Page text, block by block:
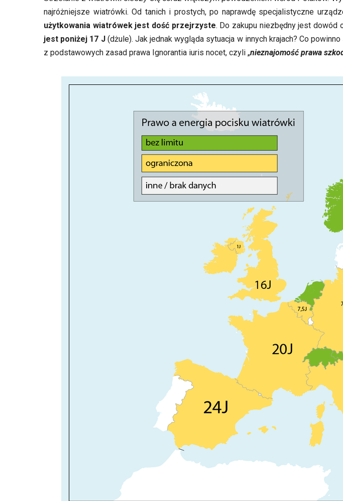
najróżniejsze wiatrówki. Od tanich i prostych, po naprawdę specjalistyczne
użytkowania wiatrówek jest dość przejrzyste. Do zakupu niezbędny jest
jest poniżej 17 J(dżule). Jak jednak wygląda sytuacja w innych krajach? Co
z podstawowych zasad prawa Ignorantia iuris nocet, czyli „nieznajomość prawa